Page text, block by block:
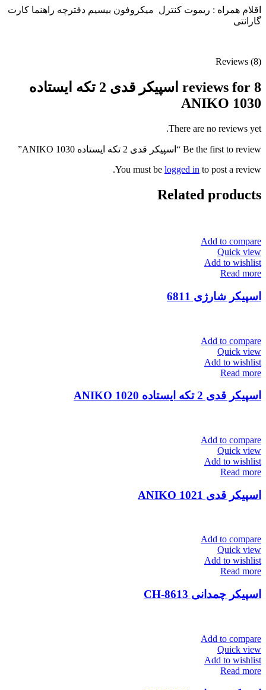
اقلام همراه : ریموت کنترل میکروفون بیسیم دفترچه راهنما کارت
گارانتی
Reviews (8)
8 reviews for
اسپیکر قدی 2 تکه ایستاده
ANIKO 1030
There are no reviews yet.
Be the first to review “اسپیکر قدی 2 تکه ایستاده ANIKO 1030”
You must be logged in to post a review.
Related products
Add to compare
Quick view
Add to wishlist
Read more
اسپیکر شارژی 6811
Add to compare
Quick view
Add to wishlist
Read more
اسپیکر قدی 2 تکه ایستاده ANIKO 1020
Add to compare
Quick view
Add to wishlist
Read more
اسپیکر قدی ANIKO 1021
Add to compare
Quick view
Add to wishlist
Read more
اسپیکر چمدانی CH-8613
Add to compare
Quick view
Add to wishlist
Read more